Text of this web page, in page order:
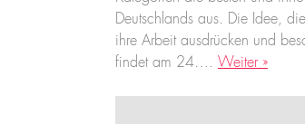
Deutschlands aus. Die Idee,
ihre Arbeit ausdrücken und
findet am 24…. Weiter »